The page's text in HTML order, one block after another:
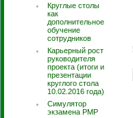
Круглые столы
как
дополнительное
обучение
сотрудников
Карьерный рост
руководителя
проекта (итоги и
презентации
круглого стола
10.02.2016 года)
Симулятор
экзамена PMP